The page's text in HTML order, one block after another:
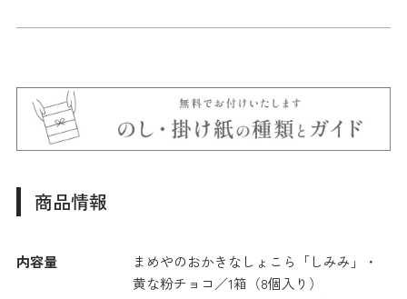
商品情報
内容量
まめやのおかきなしょこら「しみみ」・
黄な粉チョコ／1箱（8個入り）